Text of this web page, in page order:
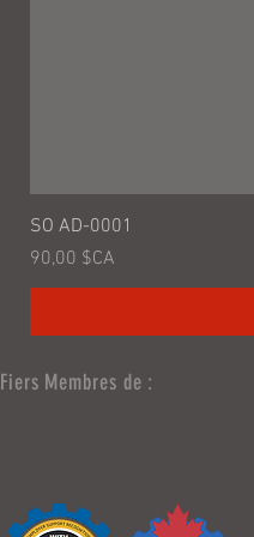
SO AD-0001
Prix
90,00 $CA
Fiers Membres de :